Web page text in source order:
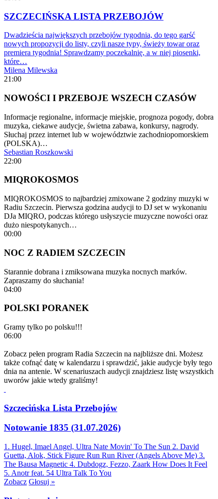
SZCZECIŃSKA LISTA PRZEBOJÓW
Dwadzieścia największych przebojów tygodnia, do tego garść
nowych propozycji do listy, czyli nasze typy, świeży towar oraz
premiera tygodnia! Sprawdzamy poczekalnię, a w niej piosenki,
które…
Milena Milewska
21:00
NOWOŚCI I PRZEBOJE WSZECH CZASÓW
Informacje regionalne, informacje miejskie, prognoza pogody, dobra
muzyka, ciekawe audycje, świetna zabawa, konkursy, nagrody.
Słuchaj przez internet lub w województwie zachodniopomorskiem
(POLSKA)…
Sebastian Roszkowski
22:00
MIQROKOSMOS
MIQROKOSMOS to najbardziej zmixowane 2 godziny muzyki w
Radiu Szczecin. Pierwsza godzina audycji to DJ set w wykonaniu
DJa MIQRO, podczas którego usłyszycie muzyczne nowości oraz
dużo niespotykanych…
00:00
NOC Z RADIEM SZCZECIN
Starannie dobrana i zmiksowana muzyka nocnych marków.
Zapraszamy do słuchania!
04:00
POLSKI PORANEK
Gramy tylko po polsku!!!
06:00
Zobacz pełen program Radia Szczecin na najbliższe dni. Możesz
także cofnąć datę w kalendarzu i sprawdzić, jakie audycje były tego
dnia na antenie. W scenariuszach audycji znajdziesz listę wszystkich
uworów jakie wtedy graliśmy!
Szczecińska Lista Przebojów
Notowanie 1835 (31.07.2026)
1. Hugel, Imael Angel, Ultra Nate Movin' To The Sun 2. David
Guetta, Alok, Stick Figure Run Run River (Angels Above Me) 3.
The Bausa Magnetic 4. Dubdogz, Fezzo, Zaark How Does It Feel
5. Anotr feat. 54 Ultra Talk To You
Zobacz Głosuj »